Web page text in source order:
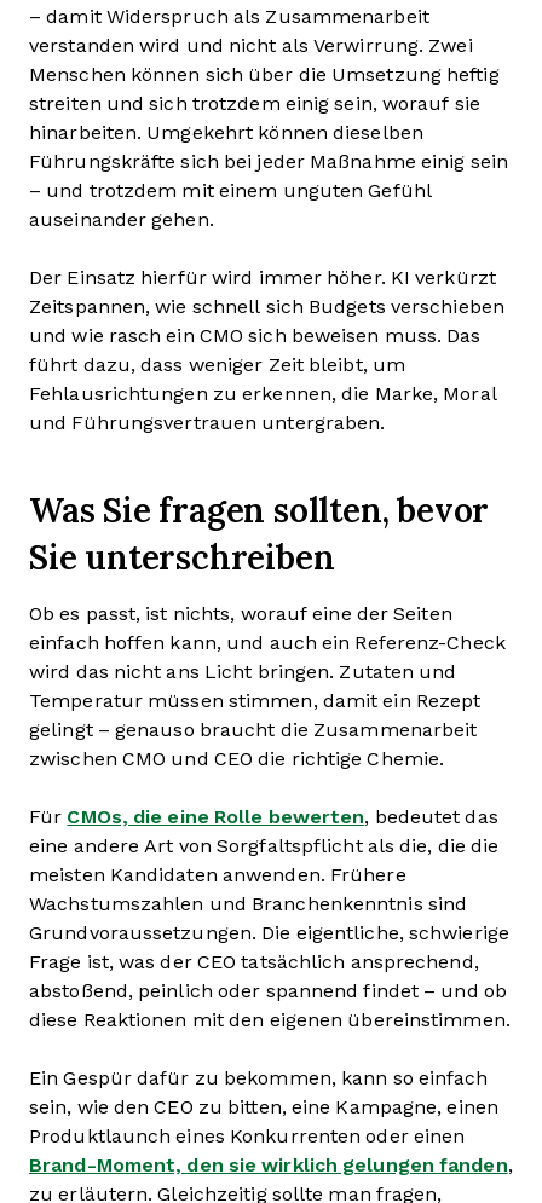
– damit Widerspruch als Zusammenarbeit
verstanden wird und nicht als Verwirrung. Zwei
Menschen können sich über die Umsetzung heftig
streiten und sich trotzdem einig sein, worauf sie
hinarbeiten. Umgekehrt können dieselben
Führungskräfte sich bei jeder Maßnahme einig sein
– und trotzdem mit einem unguten Gefühl
auseinander gehen.
Der Einsatz hierfür wird immer höher. KI verkürzt
Zeitspannen, wie schnell sich Budgets verschieben
und wie rasch ein CMO sich beweisen muss. Das
führt dazu, dass weniger Zeit bleibt, um
Fehlausrichtungen zu erkennen, die Marke, Moral
und Führungsvertrauen untergraben.
Was Sie fragen sollten, bevor
Sie unterschreiben
Ob es passt, ist nichts, worauf eine der Seiten
einfach hoffen kann, und auch ein Referenz-Check
wird das nicht ans Licht bringen. Zutaten und
Temperatur müssen stimmen, damit ein Rezept
gelingt – genauso braucht die Zusammenarbeit
zwischen CMO und CEO die richtige Chemie.
Für CMOs, die eine Rolle bewerten, bedeutet das
eine andere Art von Sorgfaltspflicht als die, die die
meisten Kandidaten anwenden. Frühere
Wachstumszahlen und Branchenkenntnis sind
Grundvoraussetzungen. Die eigentliche, schwierige
Frage ist, was der CEO tatsächlich ansprechend,
abstoßend, peinlich oder spannend findet – und ob
diese Reaktionen mit den eigenen übereinstimmen.
Ein Gespür dafür zu bekommen, kann so einfach
sein, wie den CEO zu bitten, eine Kampagne, einen
Produktlaunch eines Konkurrenten oder einen
Brand-Moment, den sie wirklich gelungen fanden,
zu erläutern. Gleichzeitig sollte man fragen,